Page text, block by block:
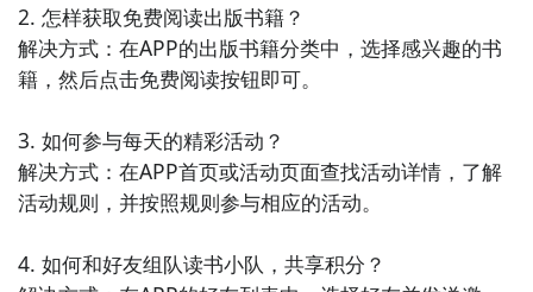
2. 怎样获取免费阅读出版书籍？
解决方式：在APP的出版书籍分类中，选择感兴趣的书
籍，然后点击免费阅读按钮即可。
3. 如何参与每天的精彩活动？
解决方式：在APP首页或活动页面查找活动详情，了解
活动规则，并按照规则参与相应的活动。
4. 如何和好友组队读书小队，共享积分？